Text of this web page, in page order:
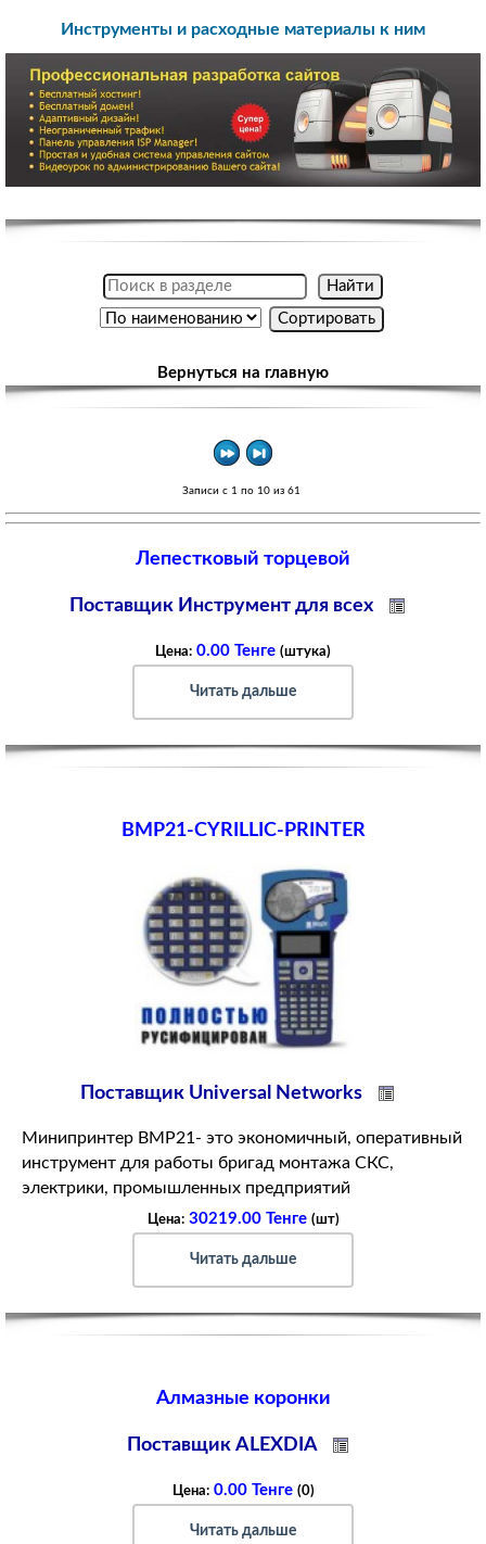
Инструменты и расходные материалы к ним
Вернуться на главную
Записи с 1 по 10 из 61
Лепестковый торцевой
Поставщик Инструмент для всех
Цена: 0.00 Тенге (штука)
Читать дальше
BMP21-CYRILLIC-PRINTER
Поставщик Universal Networks
Минипринтер BMP21- это экономичный, оперативный
инструмент для работы бригад монтажа СКС,
электрики, промышленных предприятий
Цена: 30219.00 Тенге (шт)
Читать дальше
Алмазные коронки
Поставщик ALEXDIA
Цена: 0.00 Тенге (0)
Читать дальше